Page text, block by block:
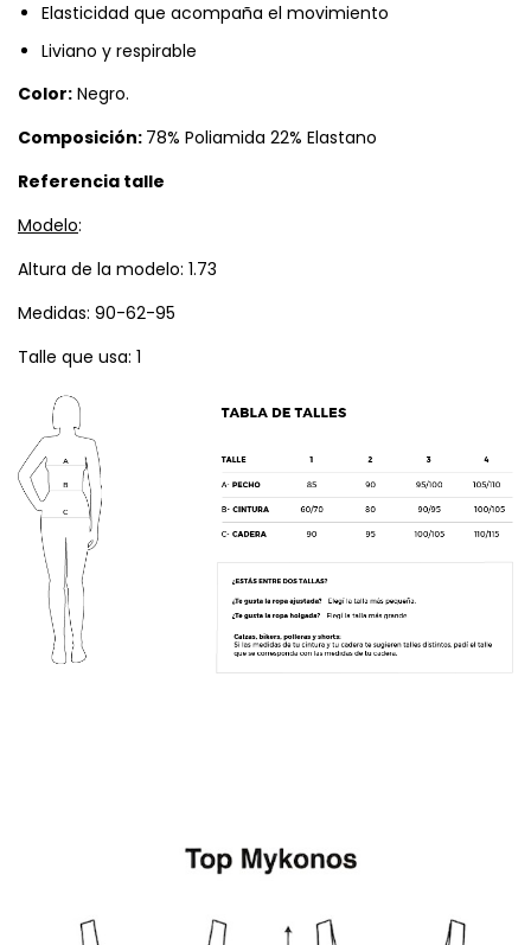
Elasticidad que acompaña el movimiento
Liviano y respirable
Color: Negro.
Composición: 78% Poliamida 22% Elastano
Referencia talle
Modelo:
Altura de la modelo: 1.73
Medidas: 90-62-95
Talle que usa: 1